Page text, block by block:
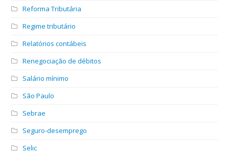
Reforma Tributária
Regime tributário
Relatórios contábeis
Renegociação de débitos
Salário mínimo
São Paulo
Sebrae
Seguro-desemprego
Selic